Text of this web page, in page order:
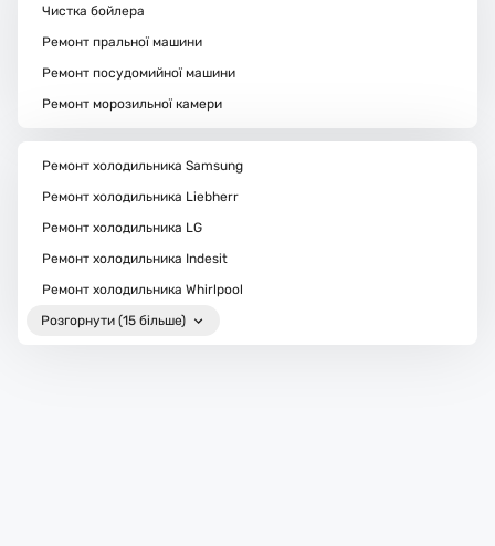
Чистка бойлера
Ремонт пральної машини
Ремонт посудомийної машини
Ремонт морозильної камери
Ремонт холодильника Samsung
Ремонт холодильника Liebherr
Ремонт холодильника LG
Ремонт холодильника Indesit
Ремонт холодильника Whirlpool
Розгорнути (15 більше)